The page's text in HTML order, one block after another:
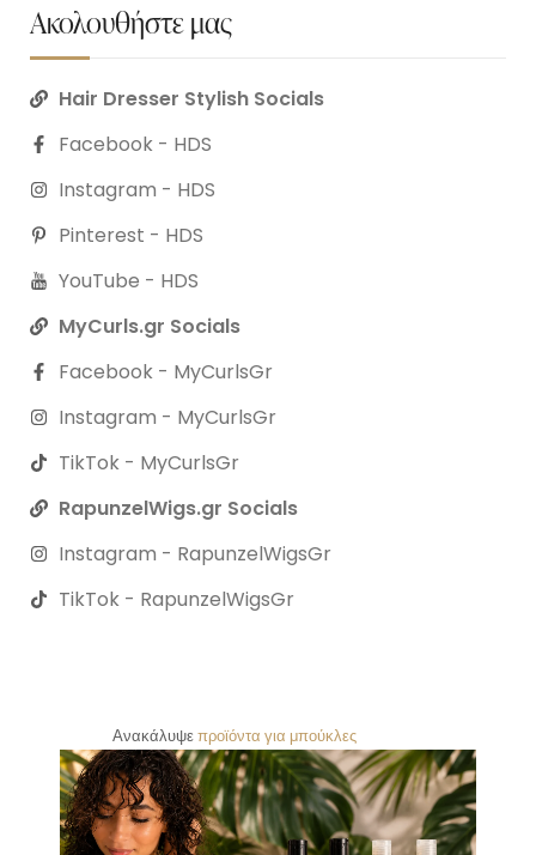
Ακολουθήστε μας
Hair Dresser Stylish Socials
Facebook - HDS
Instagram - HDS
Pinterest - HDS
YouTube - HDS
MyCurls.gr Socials
Facebook - MyCurlsGr
Instagram - MyCurlsGr
TikTok - MyCurlsGr
RapunzelWigs.gr Socials
Instagram - RapunzelWigsGr
TikTok - RapunzelWigsGr
Ανακάλυψεπροϊόντα για μπούκλες